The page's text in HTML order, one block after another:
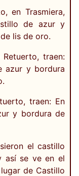
en Trasmiera,
de azur y
lis de oro.
traen:
azur y bordura
traen: En
y bordura de
el castillo
así se ve en el
de Castillo